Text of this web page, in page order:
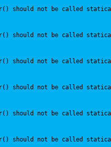
should not be called
should not be called
should not be called
should not be called
should not be called
should not be called